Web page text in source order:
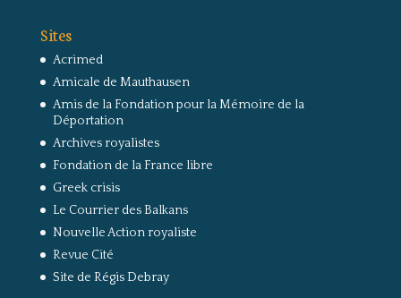
Sites
Acrimed
Amicale de Mauthausen
Amis de la Fondation pour la Mémoire de la
Déportation
Archives royalistes
Fondation de la France libre
Greek crisis
Le Courrier des Balkans
Nouvelle Action royaliste
Revue Cité
Site de Régis Debray